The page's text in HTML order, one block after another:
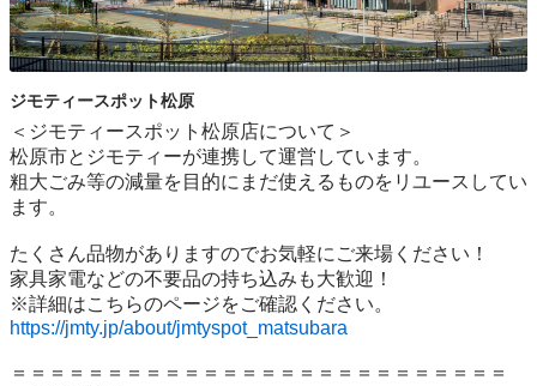
ジモティースポット松原
＜ジモティースポット松原店について＞
松原市とジモティーが連携して運営しています。
粗⼤ごみ等の減量を⽬的にまだ使えるものをリユースしてい
ます。
たくさん品物がありますのでお気軽にご来場ください！
家具家電などの不要品の持ち込みも大歓迎！
https://jmty.jp/about/jmtyspot_matsubara
＝＝＝＝＝＝＝＝＝＝＝＝＝＝＝＝＝＝＝＝＝＝＝＝＝＝